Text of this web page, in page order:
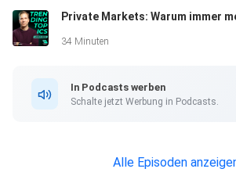
agieren?
34 Minuten
In Podcasts werben
Schalte jetzt Werbung in Podcasts.
Alle Episoden